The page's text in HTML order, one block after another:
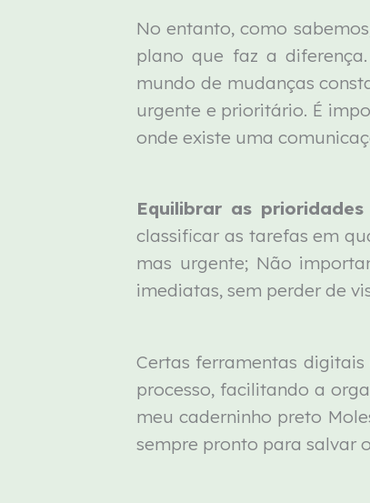
No entanto, como
plano que faz a
mundo de mudanças
urgente e prioritário. É
onde existe uma
Equilibrar as
classificar as tarefas em
mas urgente; Não
imediatas, sem perder de
Certas ferramentas digitais
processo, facilitando a
meu caderninho preto
sempre pronto para salvar